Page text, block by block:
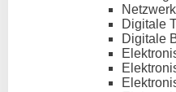
Digitale
Digitale